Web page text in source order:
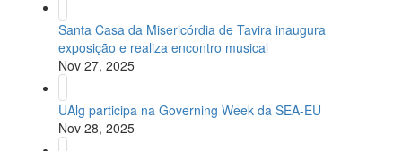
Santa Casa da Misericórdia de Tavira inaugura
exposição e realiza encontro musical
Nov 27, 2025
UAlg participa na Governing Week da SEA-EU
Nov 28, 2025